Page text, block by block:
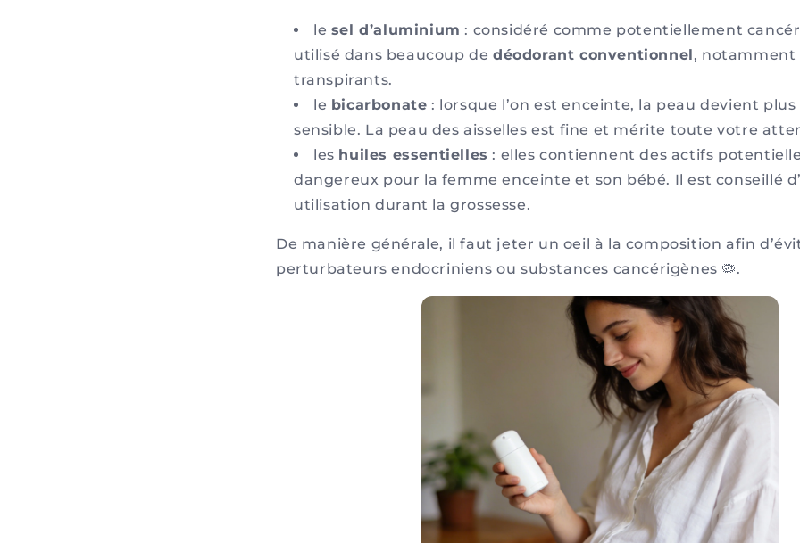
le sel d’aluminium : considéré comme potentiellement
utilisé dans beaucoup dedéodorant conventionnel, notamment
transpirants.
le bicarbonate : lorsque l’on est enceinte, la peau devient
sensible. La peau des aisselles est fine et mérite toute votre
les huiles essentielles : elles contiennent des actifs
dangereux pour la femme enceinte et son bébé. Il est conseillé
utilisation durant la grossesse.
De manière générale, il faut jeter un oeil à la composition afin
perturbateurs endocriniens ou substances cancérigènes 🦠.